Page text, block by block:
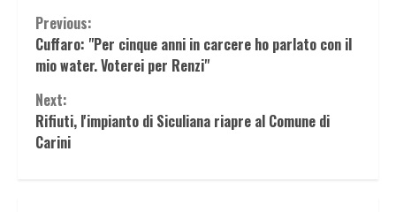
Continue
Reading
Previous:
Cuffaro: "Per cinque anni in carcere ho parlato con il
mio water. Voterei per Renzi"
Next:
Rifiuti, l'impianto di Siculiana riapre al Comune di
Carini